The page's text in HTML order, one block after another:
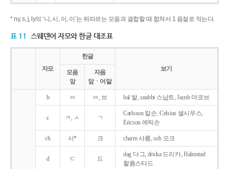
* ny, s, j, ly의 ‘니, 시, 이, 이’는 뒤따르는 모음과 결합할 때 합쳐서 1 음절로 적는다.
표 11 스웨덴어 자모와 한글 대조표
자모
한글
보기
모음
앞
자음
앞ㆍ어말
b ㅂ ㅂ, 브 bal 발, snabbt 스납트, Jacob 야코브
c ㅋ, ㅅ ㄱ
Carlsson 칼손, Celsius 셀시우스,
Ericson 에릭손
ch 시* 크 charm 샤름, och 오크
d ㄷ 드
dag 다그, dricka 드리카, Halmstad
할름스타드